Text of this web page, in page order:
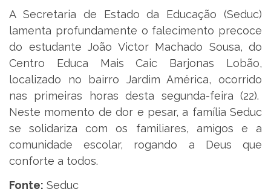
A Secretaria de Estado da Educação (Seduc)
lamenta profundamente o falecimento precoce
do estudante João Victor Machado Sousa, do
Centro Educa Mais Caic Barjonas Lobão,
localizado no bairro Jardim América, ocorrido
nas primeiras horas desta segunda-feira (22).
Neste momento de dor e pesar, a família Seduc
se solidariza com os familiares, amigos e a
comunidade escolar, rogando a Deus que
conforte a todos.
Fonte: Seduc